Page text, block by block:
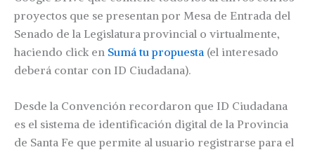
proyectos que se presentan por Mesa de Entrada del
Senado de la Legislatura provincial o virtualmente,
haciendo click en Sumá tu propuesta (el interesado
deberá contar con ID Ciudadana).
Desde la Convención recordaron que ID Ciudadana
es el sistema de identificación digital de la Provincia
de Santa Fe que permite al usuario registrarse para el